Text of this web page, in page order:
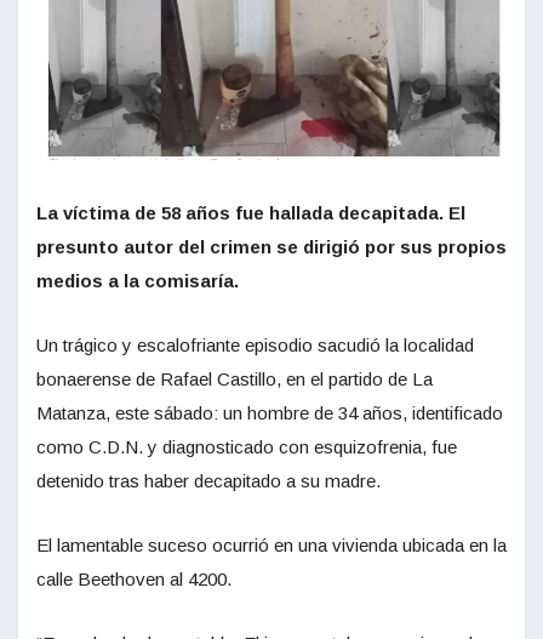
La víctima de 58 años fue hallada decapitada. El
presunto autor del crimen se dirigió por sus propios
medios a la comisaría.
Un trágico y escalofriante episodio sacudió la localidad
bonaerense de Rafael Castillo, en el partido de La
Matanza, este sábado: un hombre de 34 años, identificado
como C.D.N. y diagnosticado con esquizofrenia, fue
detenido tras haber decapitado a su madre.
El lamentable suceso ocurrió en una vivienda ubicada en la
calle Beethoven al 4200.